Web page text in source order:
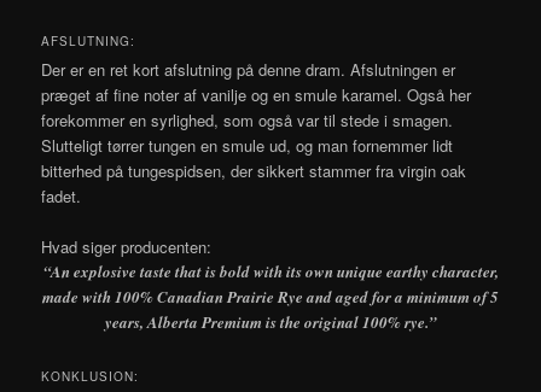
AFSLUTNING:
Der er en ret kort afslutning på denne dram. Afslutningen er
præget af fine noter af vanilje og en smule karamel. Også her
forekommer en syrlighed, som også var til stede i smagen.
Slutteligt tørrer tungen en smule ud, og man fornemmer lidt
bitterhed på tungespidsen, der sikkert stammer fra virgin oak
fadet.
Hvad siger producenten:
“An explosive taste that is bold with its own unique earthy character,
made with 100% Canadian Prairie Rye and aged for a minimum of 5
years, Alberta Premium is the original 100% rye.”
KONKLUSION: